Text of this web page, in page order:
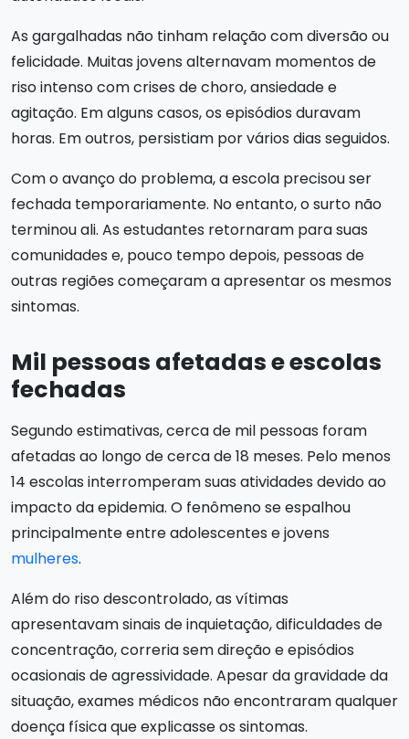
As gargalhadas não tinham relação com diversão ou
felicidade. Muitas jovens alternavam momentos de
riso intenso com crises de choro, ansiedade e
agitação. Em alguns casos, os episódios duravam
horas. Em outros, persistiam por vários dias seguidos.
Com o avanço do problema, a escola precisou ser
fechada temporariamente. No entanto, o surto não
terminou ali. As estudantes retornaram para suas
comunidades e, pouco tempo depois, pessoas de
outras regiões começaram a apresentar os mesmos
sintomas.
Mil pessoas afetadas e escolas
fechadas
Segundo estimativas, cerca de mil pessoas foram
afetadas ao longo de cerca de 18 meses. Pelo menos
14 escolas interromperam suas atividades devido ao
impacto da epidemia. O fenômeno se espalhou
principalmente entre adolescentes e jovens
mulheres.
Além do riso descontrolado, as vítimas
apresentavam sinais de inquietação, dificuldades de
concentração, correria sem direção e episódios
ocasionais de agressividade. Apesar da gravidade da
situação, exames médicos não encontraram qualquer
doença física que explicasse os sintomas.